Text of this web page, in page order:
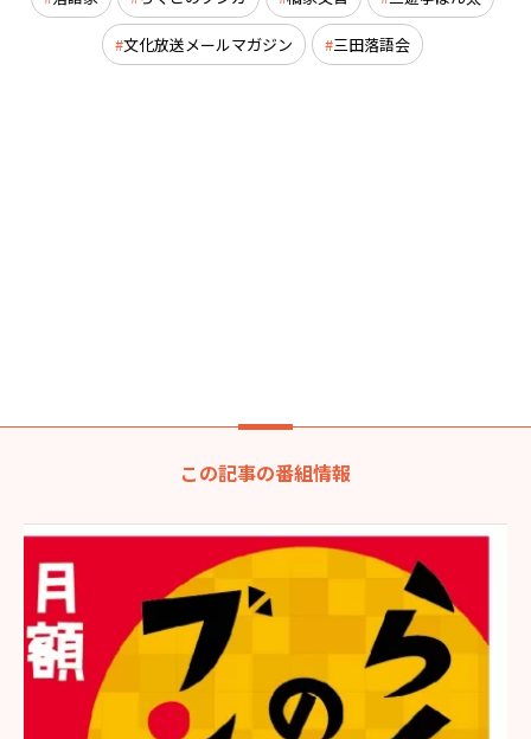
文化放送メールマガジン 三田落語会
この記事の番組情報